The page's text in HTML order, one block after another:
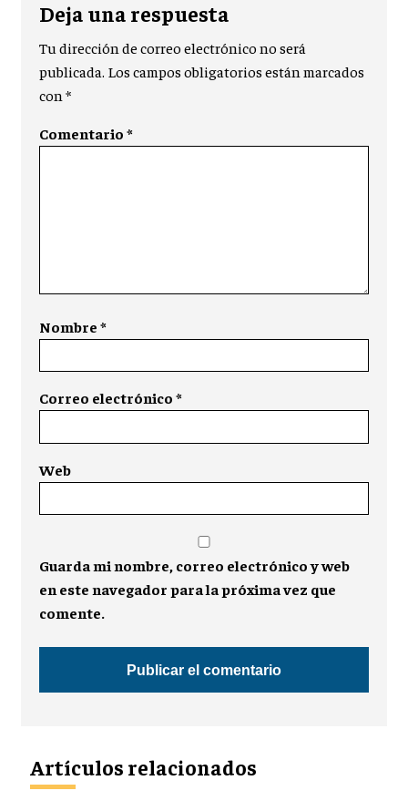
Deja una respuesta
Tu dirección de correo electrónico no será
publicada. Los campos obligatorios están marcados
con*
Comentario*
Nombre*
Correo electrónico*
Web
Guarda mi nombre, correo electrónico y web
en este navegador para la próxima vez que
comente.
Artículos relacionados